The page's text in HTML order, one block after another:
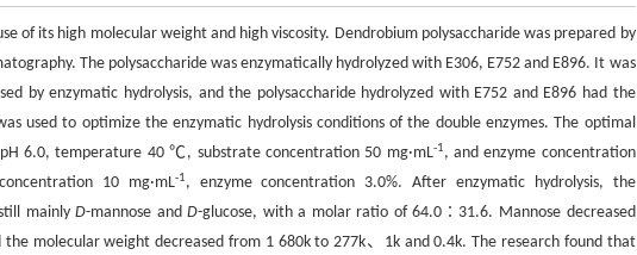
of its high molecular weight and high viscosity. Dendrobium polysaccharide was prepared by
The polysaccharide was enzymatically hydrolyzed with E306, E752 and E896. It was
by enzymatic hydrolysis, and the polysaccharide hydrolyzed with E752 and E896 had the
used to optimize the enzymatic hydrolysis conditions of the double enzymes. The optimal
6.0, temperature 40 ℃, substrate concentration 50 mg·mL-1, and enzyme concentration
10 mg·mL-1, enzyme concentration 3.0%. After enzymatic hydrolysis, the
still mainlyD-mannose andD-glucose, with a molar ratio of 64.0∶31.6. Mannose decreased
molecular weight decreased from 1 680k to 277k、1k and 0.4k. The research found that